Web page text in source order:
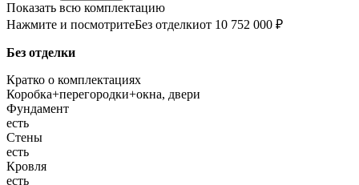
Показать всю комплектацию
Нажмите и посмотритеБез отделкиот 10 752 000 ₽
Без отделки
Кратко о комплектациях
Коробка+перегородки+окна, двери
Фундамент
есть
Стены
есть
Кровля
есть